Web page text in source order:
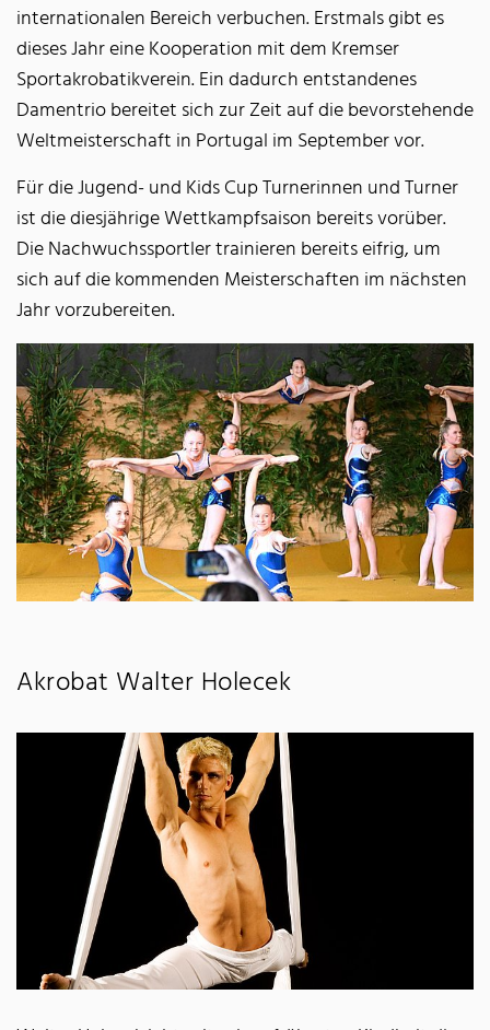
internationalen Bereich verbuchen. Erstmals gibt es
dieses Jahr eine Kooperation mit dem Kremser
Sportakrobatikverein. Ein dadurch entstandenes
Damentrio bereitet sich zur Zeit auf die bevorstehende
Weltmeisterschaft in Portugal im September vor.
Für die Jugend- und Kids Cup Turnerinnen und Turner
ist die diesjährige Wettkampfsaison bereits vorüber.
Die Nachwuchssportler trainieren bereits eifrig, um
sich auf die kommenden Meisterschaften im nächsten
Jahr vorzubereiten.
Akrobat Walter Holecek